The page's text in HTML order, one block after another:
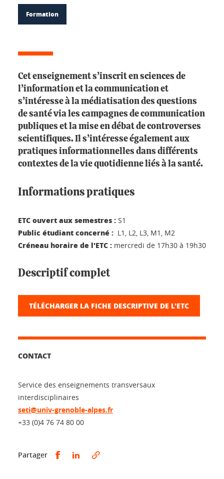
Formation
Cet enseignement s’inscrit en sciences de
l’information et la communication et
s’intéresse à la médiatisation des questions
de santé via les campagnes de communication
publiques et la mise en débat de controverses
scientifiques. Il s’intéresse également aux
pratiques informationnelles dans différents
contextes de la vie quotidienne liés à la santé.
Informations pratiques
ETC ouvert aux semestres : S1
Public étudiant concerné : L1, L2, L3, M1, M2
Créneau horaire de l'ETC : mercredi de 17h30 à 19h30
Descriptif complet
TÉLÉCHARGER LA FICHE DESCRIPTIVE DE L'ETC
CONTACT
Service des enseignements transversaux
interdisciplinaires
seti@univ-grenoble-alpes.fr
+33 (0)4 76 74 80 00
Partager Partager sur Facebook
Partager sur LinkedIn